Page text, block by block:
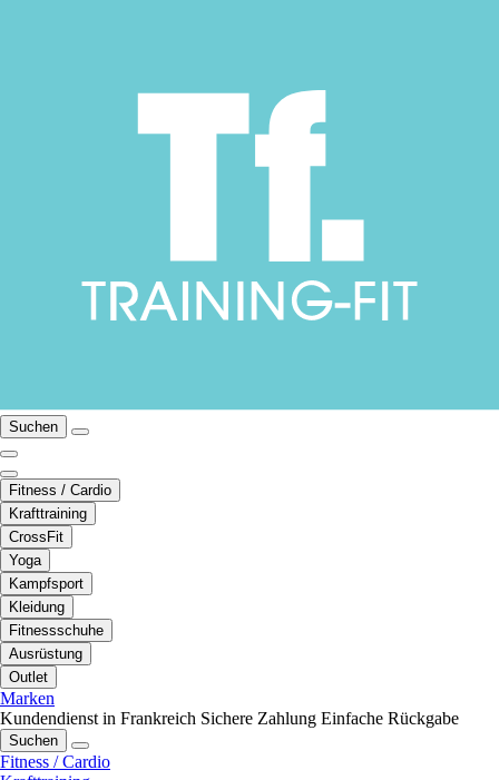
Suchen
Fitness / Cardio
Krafttraining
CrossFit
Yoga
Kampfsport
Kleidung
Fitnessschuhe
Ausrüstung
Outlet
Marken
Kundendienst in Frankreich Sichere Zahlung Einfache Rückgabe
Suchen
Fitness / Cardio